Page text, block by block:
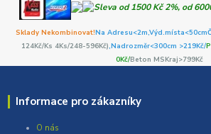
Sklady Nekombinovat!Na Adresu<2m,Výd.místa<50cm
124Kč/Ks 4Ks/248-596Kč),Nadrozměr<300cm >219Kč/
0Kč/Beton MSKraj>799Kč
Informace pro zákazníky
O nás